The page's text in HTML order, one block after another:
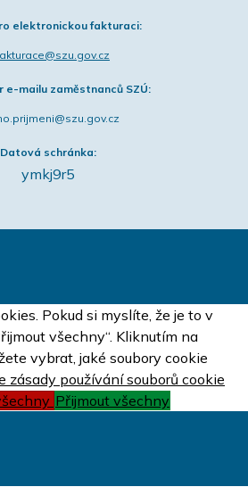
elektronickou fakturaci:
e-mailu zaměstnanců SZÚ:
Datová schránka:
ymkj9r5
Pokud si myslíte, že je to v
všechny“. Kliknutím na
vybrat, jaké soubory cookie
zásady používání souborů cookie
Přijmout všechny